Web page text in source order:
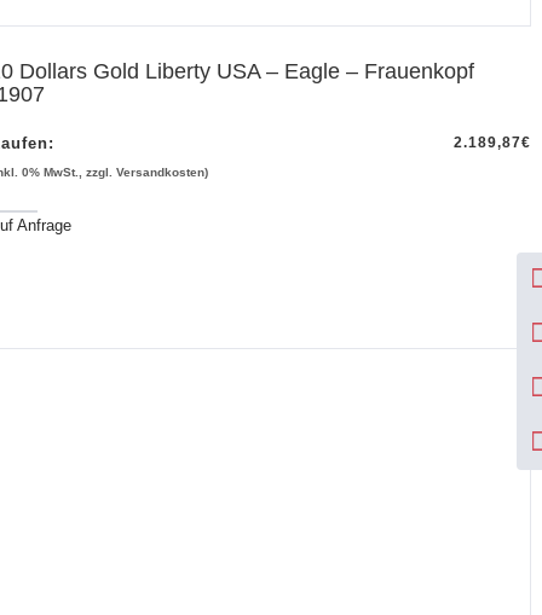
Dollars Gold Liberty USA – Eagle – Frauenkopf
2.189,87€
0% MwSt., zzgl. Versandkosten)
Anfrage